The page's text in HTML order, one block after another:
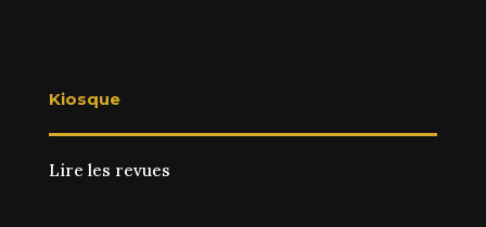
Kiosque
Lire les revues